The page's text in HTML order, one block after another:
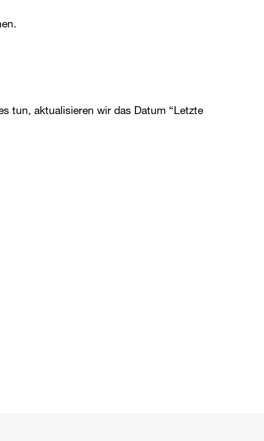
tun, aktualisieren wir das Datum “Letzte